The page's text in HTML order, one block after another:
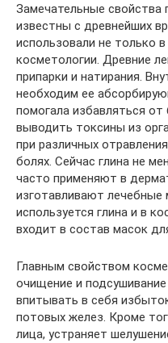
Замечательные свойства
известны с древнейших
использовали не только
косметологии. Древние
припарки и натирания.
необходим ее
помогала избавляться от
выводить токсины из
при различных
болях. Сейчас глина не
часто применяют в
изготавливают
используется глина и в
входит в состав масок
Главным свойством
очищение и
впитывать в себя
потовых желез. Кроме
лица, устраняет